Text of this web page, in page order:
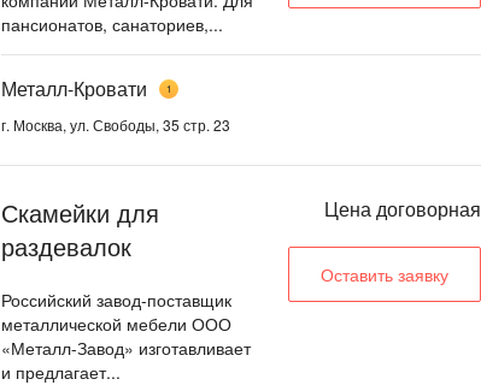
пансионатов, санаториев,...
Металл-Кровати 1
г. Москва, ул. Свободы, 35 стр. 23
Скамейки для
раздевалок
Российский завод-поставщик
металлической мебели ООО
«Металл-Завод» изготавливает
и предлагает...
Цена договорная
Оставить заявку